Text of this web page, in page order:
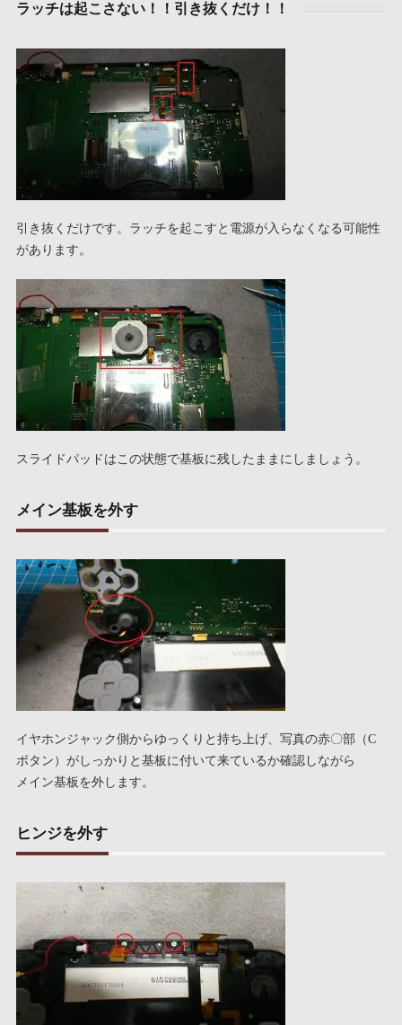
ラッチは起こさない！！引き抜くだけ！！
引き抜くだけです。ラッチを起こすと電源が入らなくなる可能性
があります。
スライドパッドはこの状態で基板に残したままにしましょう。
メイン基板を外す
イヤホンジャック側からゆっくりと持ち上げ、写真の赤〇部（C
ボタン）がしっかりと基板に付いて来ているか確認しながら
メイン基板を外します。
ヒンジを外す